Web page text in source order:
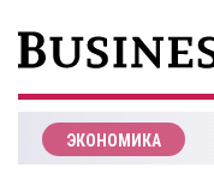
ЭКОНОМИКА